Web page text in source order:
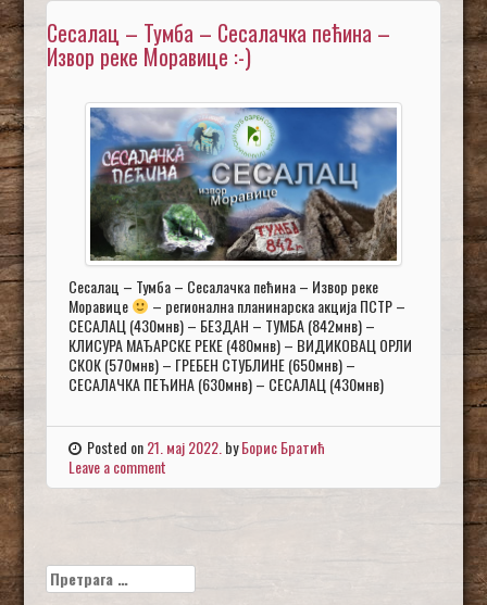
Сесалац – Тумба – Сесалачка пећина –
Извор реке Моравице :-)
Сесалац – Тумба – Сесалачка пећина – Извор реке
Моравице
– регионална планинарска акција ПСТР –
СЕСАЛАЦ (430мнв) – БЕЗДАН – ТУМБА (842мнв) –
КЛИСУРА МАЂАРСКЕ РЕКЕ (480мнв) – ВИДИКОВАЦ ОРЛИ
СКОК (570мнв) – ГРЕБЕН СТУБЛИНЕ (650мнв) –
СЕСАЛАЧКА ПЕЋИНА (630мнв) – СЕСАЛАЦ (430мнв)
Posted on21. мај 2022. byБорис Братић
Leave a comment
Претрага
за: